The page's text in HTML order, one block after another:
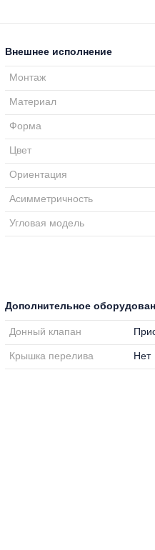
Внешнее исполнение
Монтаж
Материал
Форма
Цвет
Ориентация
Асимметричность
Угловая модель
Дополнительное
Донный клапан
Крышка перелива Нет